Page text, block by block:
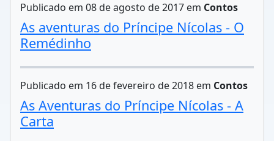
Publicado em 08 de agosto de 2017 em Contos
As aventuras do Príncipe Nícolas - O
Remédinho
Publicado em 16 de fevereiro de 2018 em Contos
As Aventuras do Príncipe Nícolas - A
Carta